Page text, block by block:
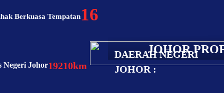
JOHOR
Berkuasa Tempatan16
Negeri Johor19210km
DAERAH NEGERI
JOHOR :